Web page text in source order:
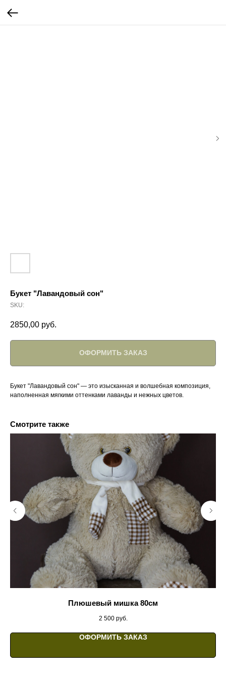
Букет "Лавандовый сон"
SKU:
2850,00 руб.
ОФОРМИТЬ ЗАКАЗ
Букет "Лавандовый сон" — это изысканная и волшебная композиция,
наполненная мягкими оттенками лаванды и нежных цветов.
Смотрите также
Плюшевый мишка 80см
2 500 руб.
ОФОРМИТЬ ЗАКАЗ